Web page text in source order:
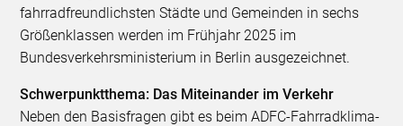
fahrradfreundlichsten Städte und Gemeinden in sechs
Größenklassen werden im Frühjahr 2025 im
Bundesverkehrsministerium in Berlin ausgezeichnet.
Schwerpunktthema: Das Miteinander im Verkehr
Neben den Basisfragen gibt es beim ADFC-Fahrradklima-